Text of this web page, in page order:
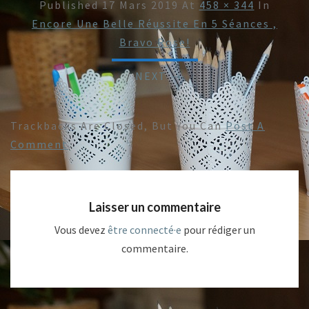
Published17 Mars 2019 At 458 × 344 In
Encore Une Belle Réussite En 5 Séances ,
Bravo Rose!
/NEXT →
Trackbacks Are Closed, But You CanPost A
Comment.
Laisser un commentaire
Vous devez être connecté·e pour rédiger un
commentaire.